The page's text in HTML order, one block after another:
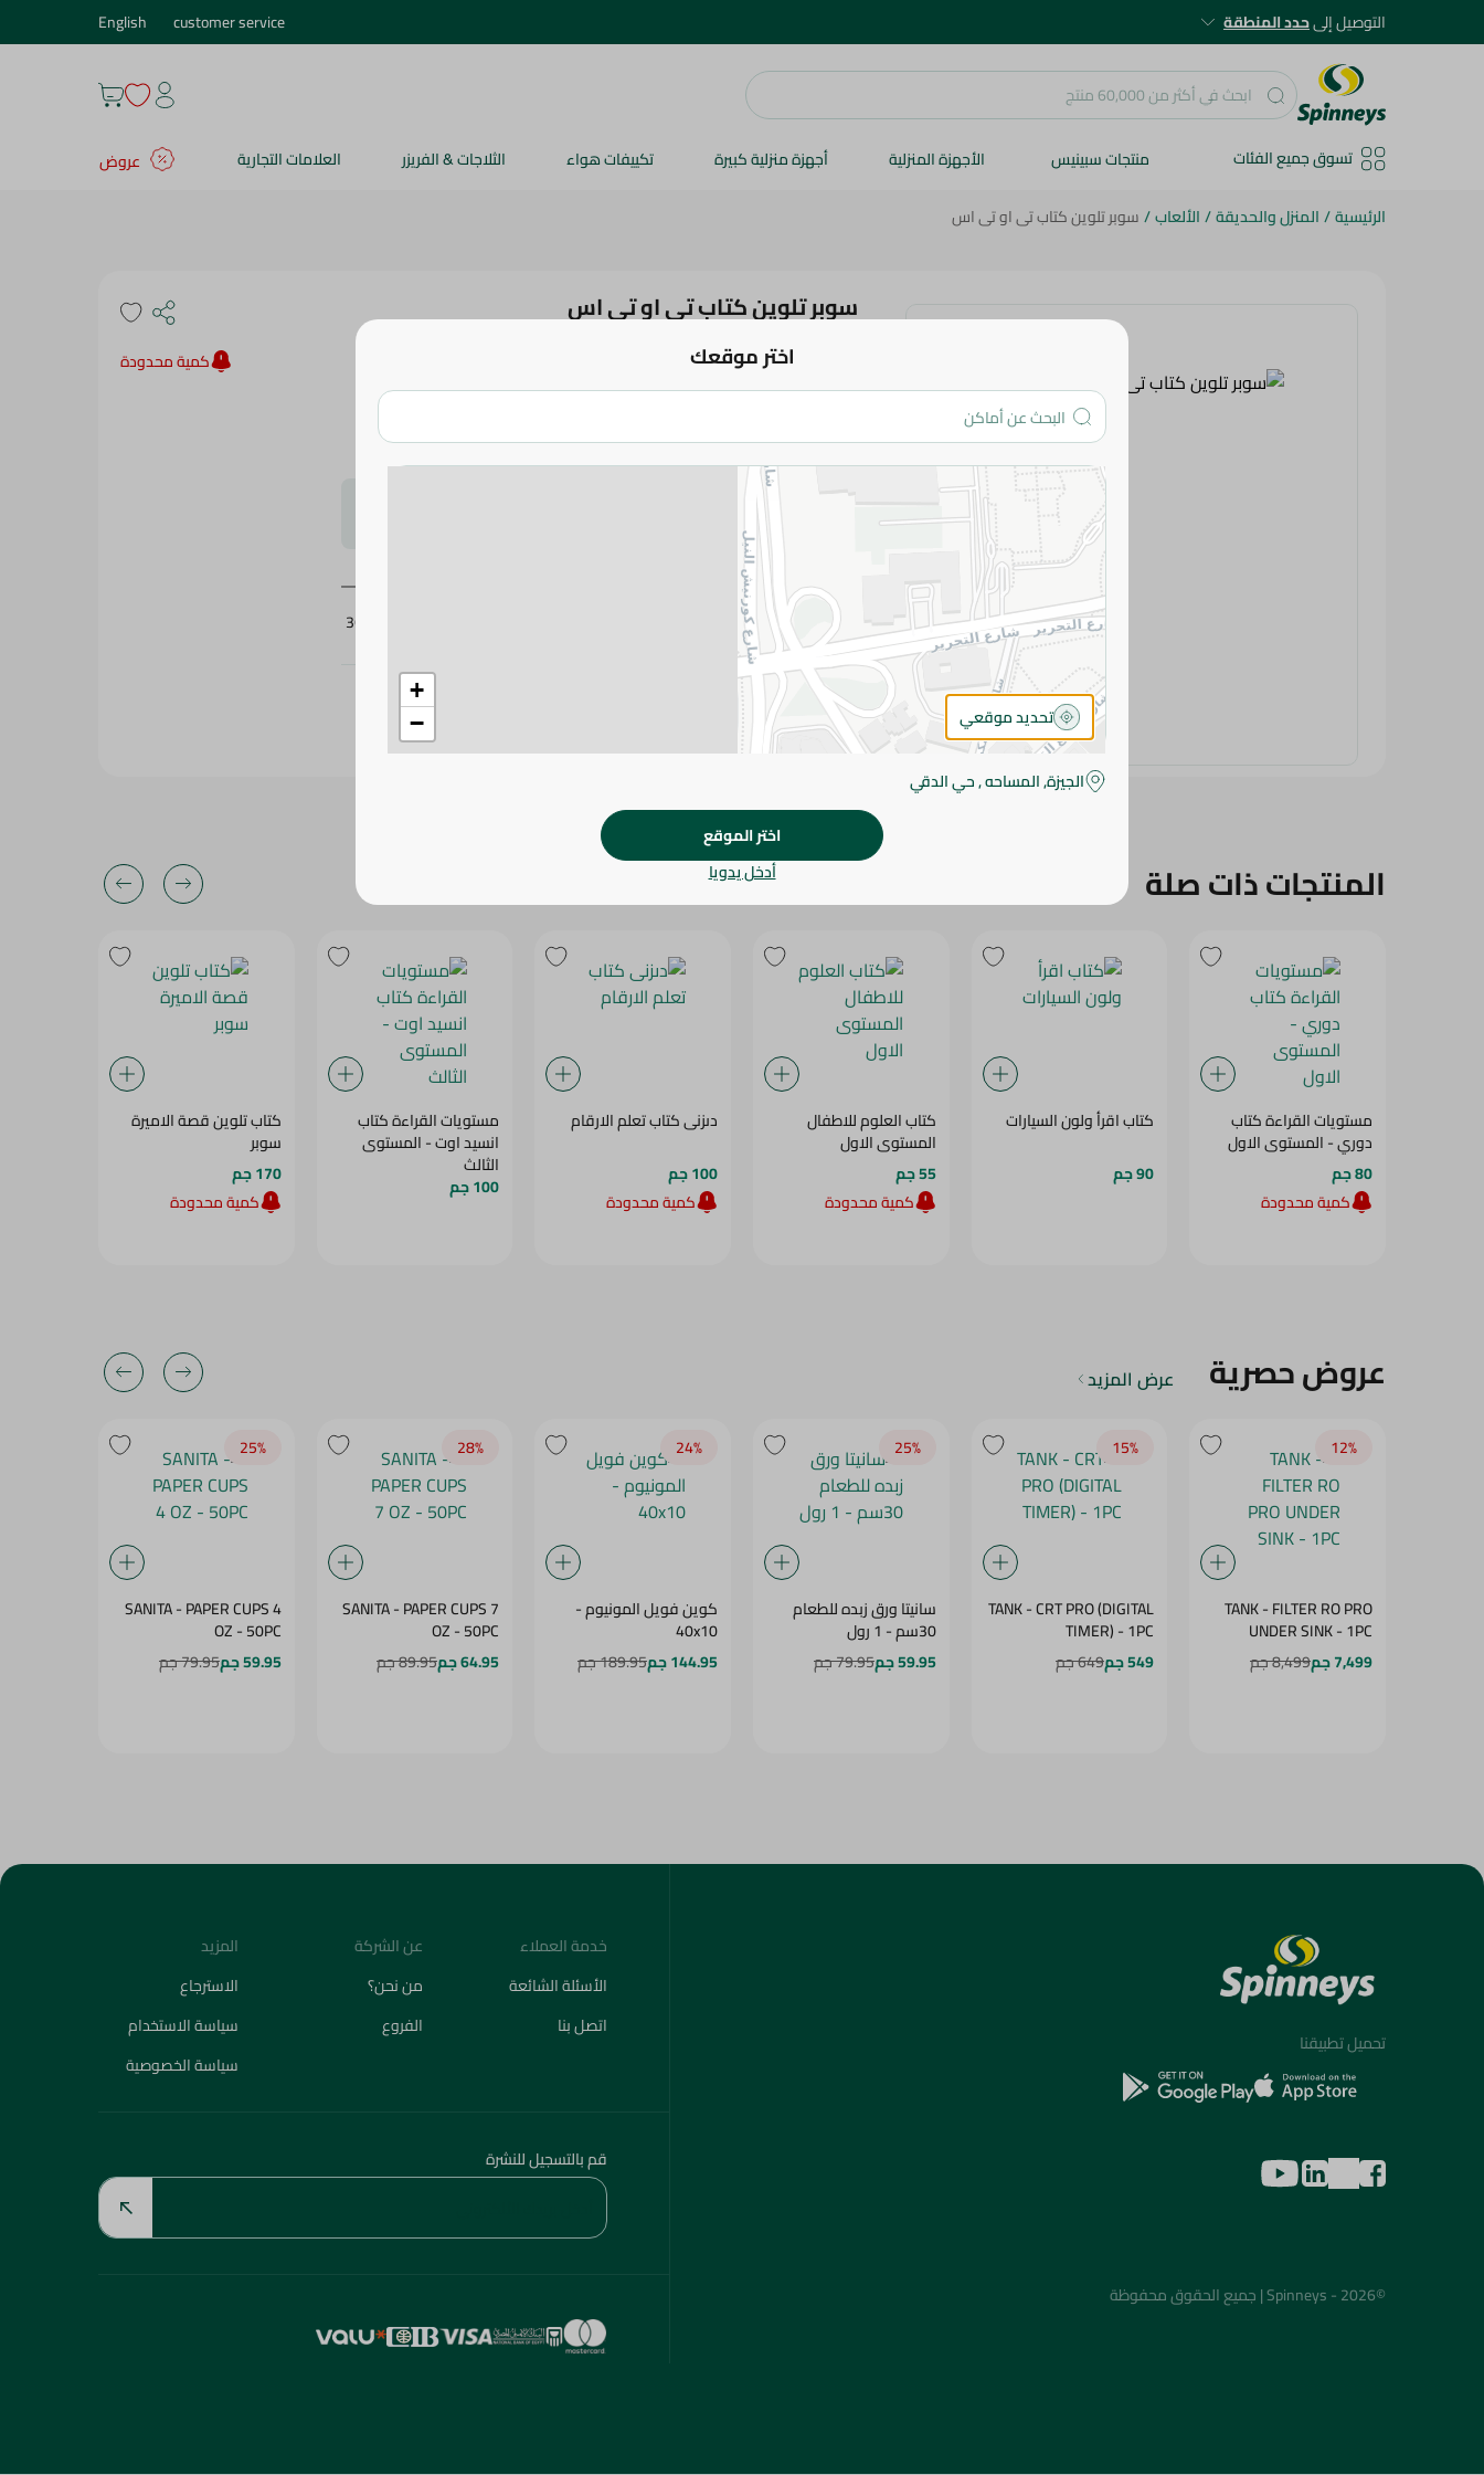
التوصيل إلىحدد المنطقة customer service
English
تسوق جميع الفئات منتجات سبينيس الأجهزة المنزلية أجهزة منزلية كبيرة تكييفات هواء الثلاجات & الفريزر العلامات التجارية
عروض
الرئيسية/المنزل والحديقة/الألعاب/سوبر تلوين كتاب تى او تى اس
سوبر تلوين كتاب تى او تى اس
كمية محدودة
يرجى الملاحظة:
طفيف. قد يتغير التعبئة بناءً على التوفر.
المواصفات
SKU
360733
المنتجات ذات صلة
مستويات القراءة كتاب
دوري - المستوى الاول
80 جم
كمية محدودة
كتاب اقرأ ولون السيارات
90 جم
كتاب العلوم للاطفال
المستوى الاول
55 جم
كمية محدودة
دىزنى كتاب تعلم الارقام
100 جم
كمية محدودة
مستويات القراءة كتاب
انسيد اوت - المستوى
الثالث
100 جم
كتاب تلوين قصة الاميرة
سوبر
170 جم
كمية محدودة
عروض حصرية عرض المزيد
12‎%‎
TANK - FILTER RO PRO
UNDER SINK - 1PC
7,499 جم
8,499 جم
15‎%‎
TANK - CRT PRO (DIGITAL
TIMER) - 1PC
549 جم
649 جم
25‎%‎
سانيتا ورق زبده للطعام
30سم - 1 رول
59.95 جم
79.95 جم
24‎%‎
كوين فويل المونيوم -
40x10
144.95 جم
189.95 جم
28‎%‎
SANITA - PAPER CUPS 7
OZ - 50PC
64.95 جم
89.95 جم
25‎%‎
SANITA - PAPER CUPS 4
OZ - 50PC
59.95 جم
79.95 جم
اختر موقعك
+
−
تحديد موقعي
الجيزة, المساحه , حي الدقي
اختر الموقع
أدخل يدويا
تحميل تطبيقنا
©2026 - Spinneys | جميع الحقوق محفوظة
خدمة العملاء
الأسئلة الشائعة
اتصل بنا
عن الشركة
من نحن؟
الفروع
المزيد
الاسترجاع
سياسة الاستخدام
سياسة الخصوصية
قم بالتسجيل للنشرة